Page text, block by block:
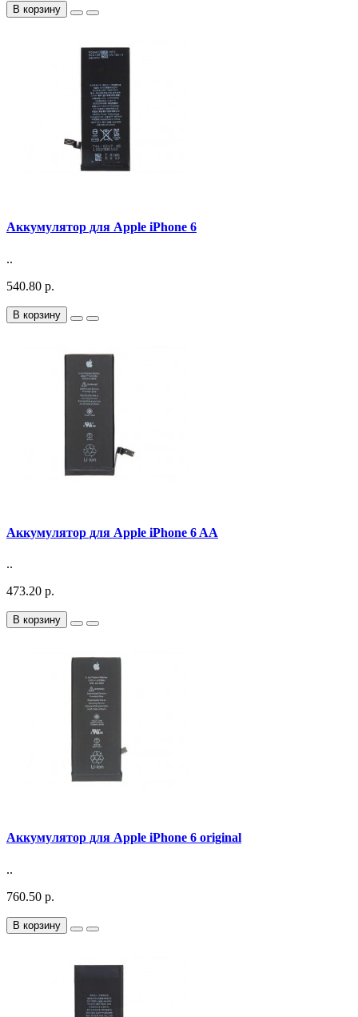
В корзину
Аккумулятор для Apple iPhone 6
..
540.80 р.
В корзину
Аккумулятор для Apple iPhone 6 AA
..
473.20 р.
В корзину
Аккумулятор для Apple iPhone 6 original
..
760.50 р.
В корзину